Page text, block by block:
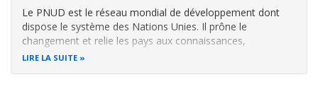
Le PNUD est le réseau mondial de développement dont
dispose le système des Nations Unies. Il prône le
changement et relie les pays aux connaissances,
expériences et ressources dont leurs populations ont
LIRE LA SUITE